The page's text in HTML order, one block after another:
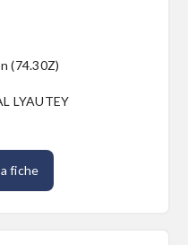
(74.30Z)
LYAUTEY
fiche